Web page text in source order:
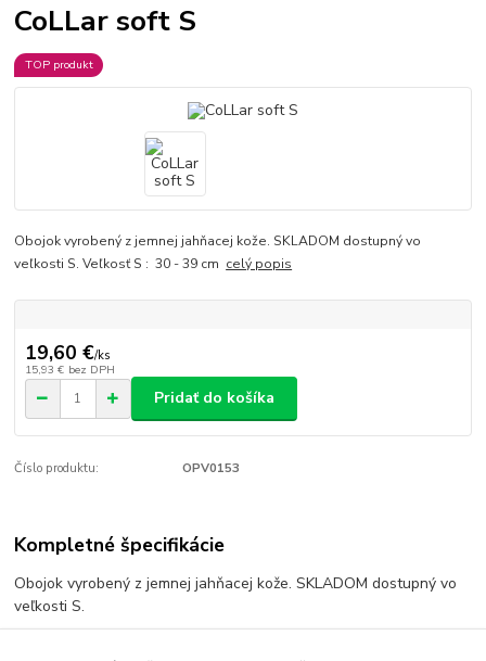
CoLLar soft S
TOP produkt
Obojok vyrobený z jemnej jahňacej kože. SKLADOM dostupný vo
veľkosti S. Veľkosť S : 30 - 39 cm celý popis
19,60 €/ks
15,93 € bez DPH
Pridať do košíka
Číslo produktu: OPV0153
Kompletné špecifikácie
Obojok vyrobený z jemnej jahňacej kože. SKLADOM dostupný vo
veľkosti S.